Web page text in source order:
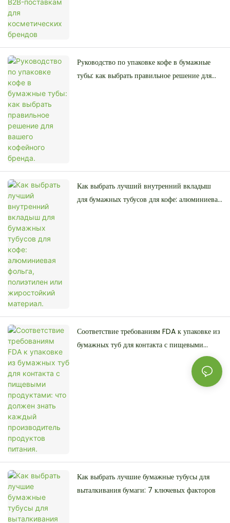
Руководство по упаковке кофе в бумажные
тубы: как выбрать правильное решение для
Как выбрать лучший внутренний вкладыш
для бумажных тубусов для кофе: алюминиевая
Соответствие требованиям FDA к упаковке из
бумажных туб для контакта с пищевыми
продуктами: что должен знать каждый
Как выбрать лучшие бумажные тубусы для
выталкивания бумаги: 7 ключевых факторов